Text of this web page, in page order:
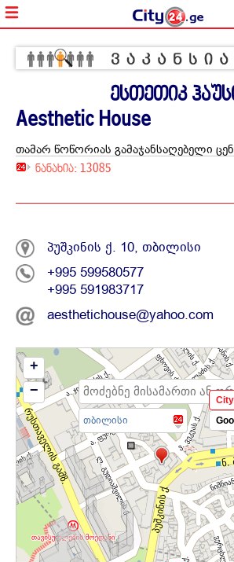
ესთეთიკ
Aesthetic House
თამარ წოწორიას გამაჯანსაღებელი
ნანახია: 13085
პუშკინის ქ. 10, თბილისი
+995 599580577
+995 591983717
aesthetichouse@yahoo.com
თბილისი
+
−